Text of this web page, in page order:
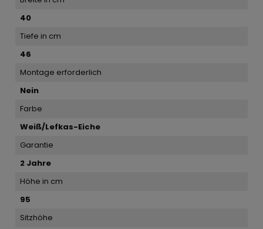
40
Tiefe in cm
46
Montage erforderlich
Nein
Farbe
Weiß/Lefkas-Eiche
Garantie
2 Jahre
Höhe in cm
95
Sitzhöhe